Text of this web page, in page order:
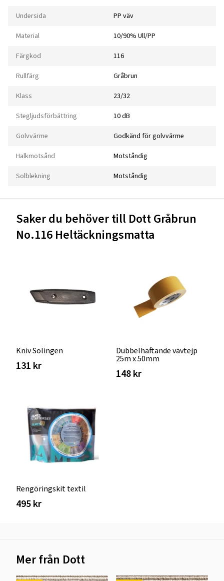
Undersida PP väv
Material 10/90% Ull/PP
Färgkod 116
Rullfärg Gråbrun
Klass 23/32
Stegljudsförbättring 10 dB
Golvvärme Godkänd för golvvärme
Halkmotsånd Motståndig
Solblekning Motståndig
Saker du behöver till Dott Gråbrun
No.116 Heltäckningsmatta
Kniv Solingen
131 kr
Dubbelhäftande vävtejp
25m x 50mm
148 kr
Rengöringskit textil
495 kr
Mer från Dott